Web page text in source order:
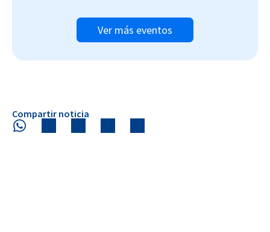
Ver más eventos
Compartir noticia